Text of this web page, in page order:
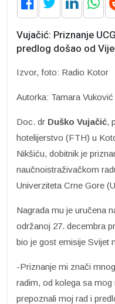
Vujačić: Priznanje
predlog došao od
Izvor, foto: Radio Kotor
Autorka: Tamara Vuković
Doc. dr Duško Vujačić,
hotelijerstvo (FTH) u
Nikšiću, dobitnik je
naučnoistraživačkom
Univerziteta Crne Gore
Nagrada mu je uručena
održanoj 27. decembra
bio je gost emisije Svijet
-Priznanje mi znači
radim, od kolega sa
prepoznali moj rad i